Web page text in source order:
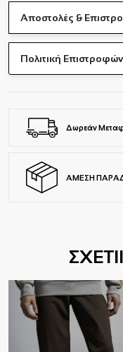
Αποστολές &
Πολιτική Επιστροφών
Δωρεάν
ΑΜΕΣΗ